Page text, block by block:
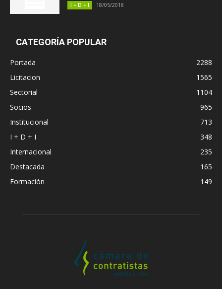
I + D + I 18/05/2018
CATEGORÍA POPULAR
Portada
2288
Licitacion
1565
Sectorial
1104
Socios
965
Institucional
713
I + D + I
348
Internacional
235
Destacada
165
Formación
149